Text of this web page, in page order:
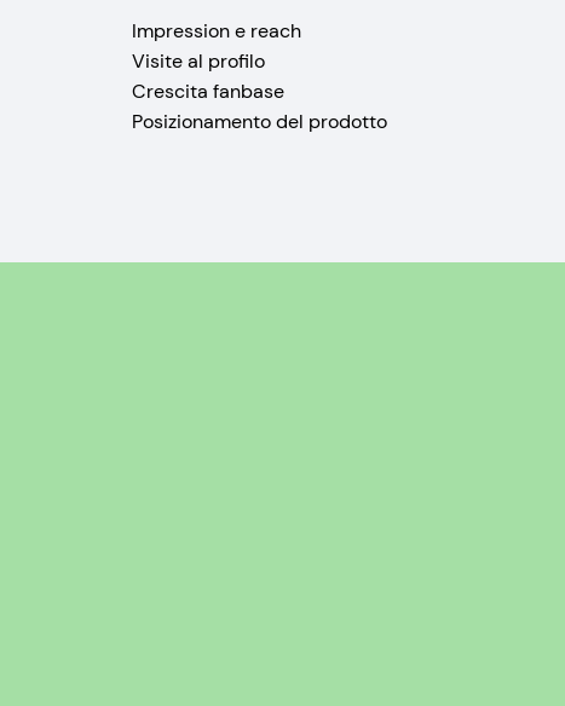
Impression e reach
Visite al profilo
Crescita fanbase
Posizionamento del prodotto